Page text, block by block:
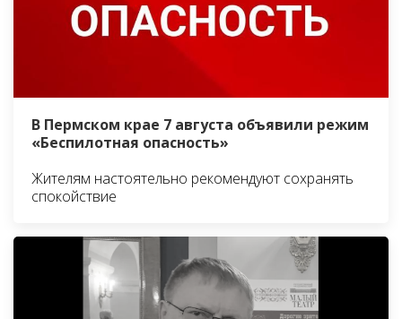
В Пермском крае 7 августа объявили режим
«Беспилотная опасность»
Жителям настоятельно рекомендуют сохранять
спокойствие